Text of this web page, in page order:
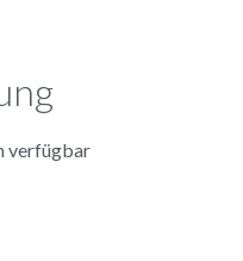
verfügbar